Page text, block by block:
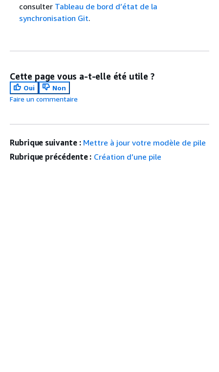
consulter Tableau de bord d’état de la
synchronisation Git.
Cette page vous a-t-elle été utile ?
Oui
Non
Faire un commentaire
Rubrique suivante : Mettre à jour votre modèle de pile
Rubrique précédente : Création d’une pile